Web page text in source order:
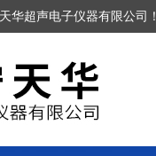
华超声电子仪器有限公司！